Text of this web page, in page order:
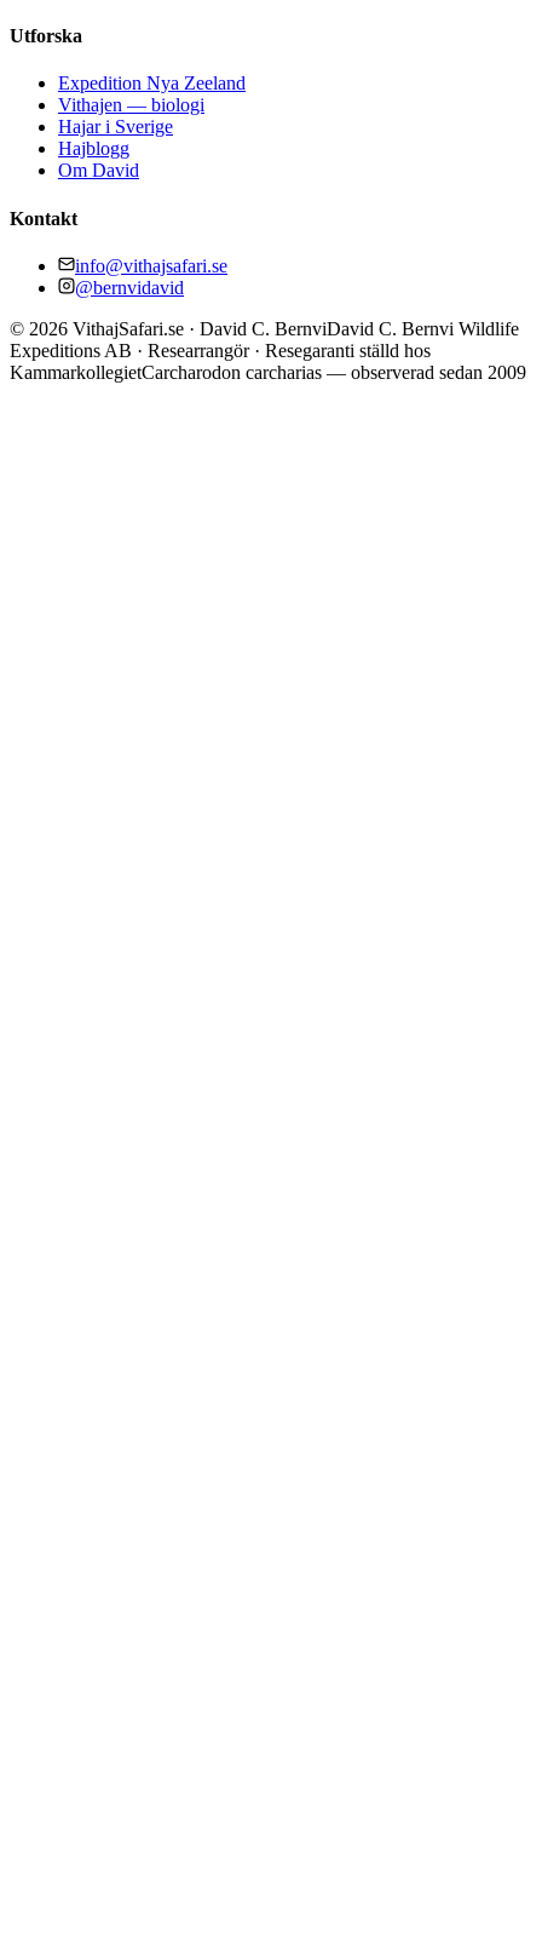
Utforska
Expedition Nya Zeeland
Vithajen — biologi
Hajar i Sverige
Hajblogg
Om David
Kontakt
info@vithajsafari.se
@bernvidavid
© 2026 VithajSafari.se · David C. BernviDavid C. Bernvi Wildlife
Expeditions AB · Researrangör · Resegaranti ställd hos
KammarkollegietCarcharodon carcharias — observerad sedan 2009